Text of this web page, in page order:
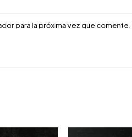
para la próxima vez que comente.